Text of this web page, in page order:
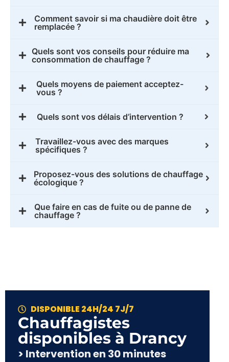
Comment savoir si ma chaudière doit être
remplacée ?
Quels sont vos conseils pour réduire ma
consommation de chauffage ?
Quels moyens de paiement acceptez-
vous ?
Quels sont vos délais d’intervention ?
Travaillez-vous avec des marques
spécifiques ?
Proposez-vous des solutions de chauffage
écologique ?
Que faire en cas de fuite ou de panne de
chauffage ?
DISPONIBLE 24H/24 7J/7
Chauffagistes
disponibles à Drancy​
> Intervention en 30 minutes